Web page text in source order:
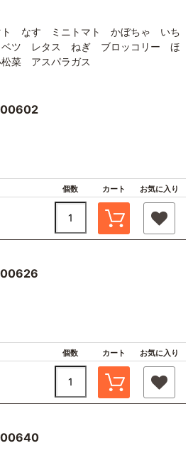
ト なす ミニトマト かぼちゃ いち
ツ レタス ねぎ ブロッコリー ほ
菜 アスパラガス
個数 カート お気に入り
個数 カート お気に入り